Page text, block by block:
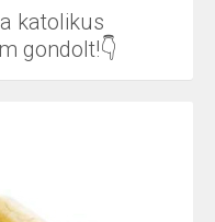
katolikus
gondolt!👇